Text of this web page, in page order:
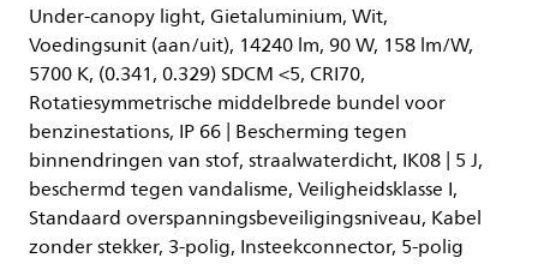
Under-canopy light, Gietaluminium, Wit,
Voedingsunit (aan/uit), 14240 lm, 90 W, 158 lm/W,
5700 K, (0.341, 0.329) SDCM <5, CRI70,
Rotatiesymmetrische middelbrede bundel voor
benzinestations, IP 66 | Bescherming tegen
binnendringen van stof, straalwaterdicht, IK08 | 5 J,
beschermd tegen vandalisme, Veiligheidsklasse I,
Standaard overspanningsbeveiligingsniveau, Kabel
zonder stekker, 3-polig, Insteekconnector, 5-polig